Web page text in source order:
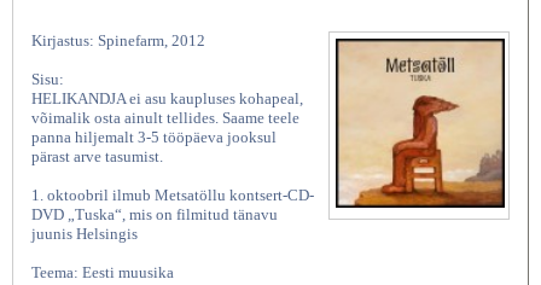
Kirjastus: Spinefarm, 2012
Sisu:
HELIKANDJA ei asu kaupluses kohapeal,
võimalik osta ainult tellides. Saame teele
panna hiljemalt 3-5 tööpäeva jooksul
pärast arve tasumist.
1. oktoobril ilmub Metsatöllu kontsert-CD-
DVD „Tuska“, mis on filmitud tänavu
juunis Helsingis
Teema: Eesti muusika